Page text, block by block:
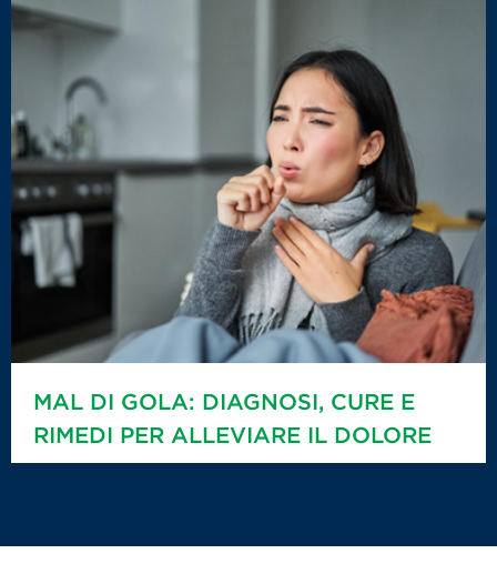
MAL DI GOLA: DIAGNOSI, CURE E
RIMEDI PER ALLEVIARE IL DOLORE